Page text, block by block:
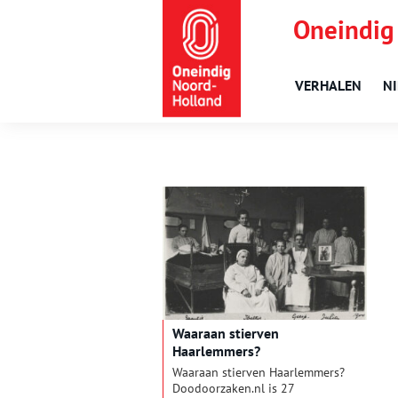
VERHALEN
Waaraan stierven
Haarlemmers?
Waaraan stierven Haarlemmers?
Doodoorzaken.nl is 27